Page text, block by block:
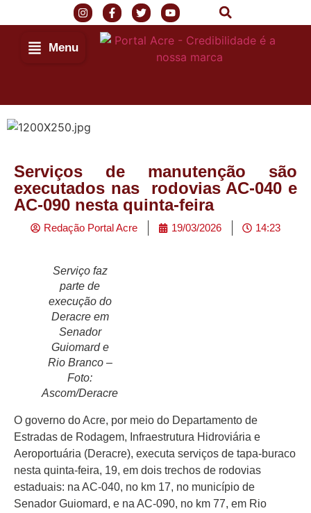
Menu
Início
Últimas
Notícias
Agenda
Cultural
Política
Serviços de manutenção são
executados nas rodovias AC-040 e
AC-090 nesta quinta-feira
Redação Portal Acre 19/03/2026 14:23
Serviço faz
parte de
execução do
Deracre em
Senador
Guiomard e
Rio Branco –
Foto:
Ascom/Deracre
O governo do Acre, por meio do Departamento de
Estradas de Rodagem, Infraestrutura Hidroviária e
Aeroportuária (Deracre), executa serviços de tapa-buraco
nesta quinta-feira, 19, em dois trechos de rodovias
estaduais: na AC-040, no km 17, no município de
Senador Guiomard, e na AC-090, no km 77, em Rio